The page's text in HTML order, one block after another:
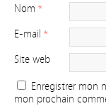
Nom *
E-mail *
Site web
Enregistrer mon
mon prochain